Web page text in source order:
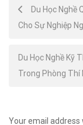
Post
navigation
Du Học Nghề
Cho Sự Nghiệp
Du Học Nghề Kỹ
Trong Phòng Thí
Your email address